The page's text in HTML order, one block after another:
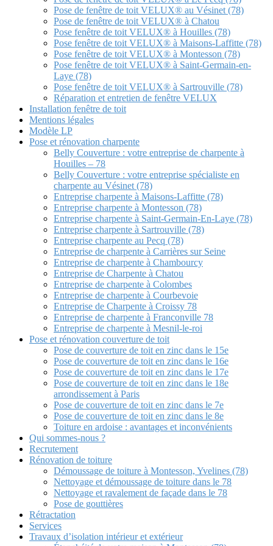
Pose de fenêtre de toit VELUX® au Vésinet (78)
Pose de fenêtre de toit VELUX® à Chatou
Pose fenêtre de toit VELUX® à Houilles (78)
Pose fenêtre de toit VELUX® à Maisons-Laffitte (78)
Pose fenêtre de toit VELUX® à Montesson (78)
Pose fenêtre de toit VELUX® à Saint-Germain-en-
Laye (78)
Pose fenêtre de toit VELUX® à Sartrouville (78)
Réparation et entretien de fenêtre VELUX
Installation fenêtre de toit
Mentions légales
Modèle LP
Pose et rénovation charpente
Belly Couverture : votre entreprise de charpente à
Houilles – 78
Belly Couverture : votre entreprise spécialiste en
charpente au Vésinet (78)
Entreprise charpente à Maisons-Laffitte (78)
Entreprise charpente à Montesson (78)
Entreprise charpente à Saint-Germain-En-Laye (78)
Entreprise charpente à Sartrouville (78)
Entreprise charpente au Pecq (78)
Entreprise de charpente à Carrières sur Seine
Entreprise de charpente à Chambourcy
Entreprise de Charpente à Chatou
Entreprise de charpente à Colombes
Entreprise de charpente à Courbevoie
Entreprise de Charpente à Croissy 78
Entreprise de charpente à Franconville 78
Entreprise de charpente à Mesnil-le-roi
Pose et rénovation couverture de toit
Pose de couverture de toit en zinc dans le 15e
Pose de couverture de toit en zinc dans le 16e
Pose de couverture de toit en zinc dans le 17e
Pose de couverture de toit en zinc dans le 18e
arrondissement à Paris
Pose de couverture de toit en zinc dans le 7e
Pose de couverture de toit en zinc dans le 8e
Toiture en ardoise : avantages et inconvénients
Qui sommes-nous ?
Recrutement
Rénovation de toiture
Démoussage de toiture à Montesson, Yvelines (78)
Nettoyage et démoussage de toiture dans le 78
Nettoyage et ravalement de façade dans le 78
Pose de gouttières
Rétractation
Services
Travaux d’isolation intérieur et extérieur